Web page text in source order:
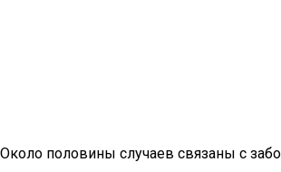
Около половины случаев связаны с